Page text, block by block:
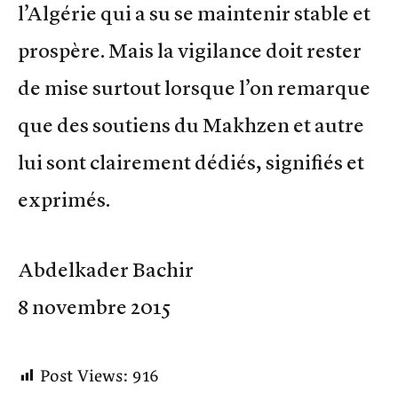
l’Algérie qui a su se maintenir stable et
prospère. Mais la vigilance doit rester
de mise surtout lorsque l’on remarque
que des soutiens du Makhzen et autre
lui sont clairement dédiés, signifiés et
exprimés.
Abdelkader Bachir
8 novembre 2015
Post Views: 916